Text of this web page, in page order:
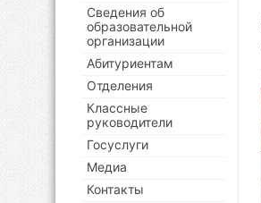
Сведения об
образовательной
организации
Абитуриентам
Отделения
Классные
руководители
Госуслуги
Медиа
Контакты